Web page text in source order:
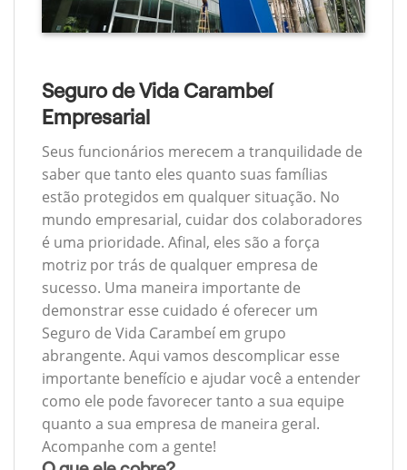
Seguro de Vida Carambeí
Empresarial
Seus funcionários merecem a tranquilidade de
saber que tanto eles quanto suas famílias
estão protegidos em qualquer situação. No
mundo empresarial, cuidar dos colaboradores
é uma prioridade. Afinal, eles são a força
motriz por trás de qualquer empresa de
sucesso. Uma maneira importante de
demonstrar esse cuidado é oferecer um
Seguro de Vida Carambeí em grupo
abrangente. Aqui vamos descomplicar esse
importante benefício e ajudar você a entender
como ele pode favorecer tanto a sua equipe
quanto a sua empresa de maneira geral.
Acompanhe com a gente!